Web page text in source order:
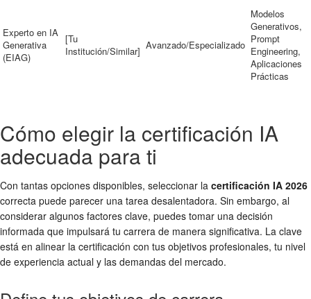
Experto en IA
Generativa
(EIAG)
[Tu
Institución/Similar] Avanzado/Especializado
Modelos
Generativos,
Prompt
Engineering,
Aplicaciones
Prácticas
Cómo elegir la certificación IA
adecuada para ti
Con tantas opciones disponibles, seleccionar la certificación IA 2026
correcta puede parecer una tarea desalentadora. Sin embargo, al
considerar algunos factores clave, puedes tomar una decisión
informada que impulsará tu carrera de manera significativa. La clave
está en alinear la certificación con tus objetivos profesionales, tu nivel
de experiencia actual y las demandas del mercado.